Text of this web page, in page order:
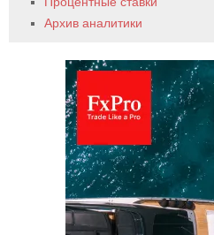
Архив аналитики